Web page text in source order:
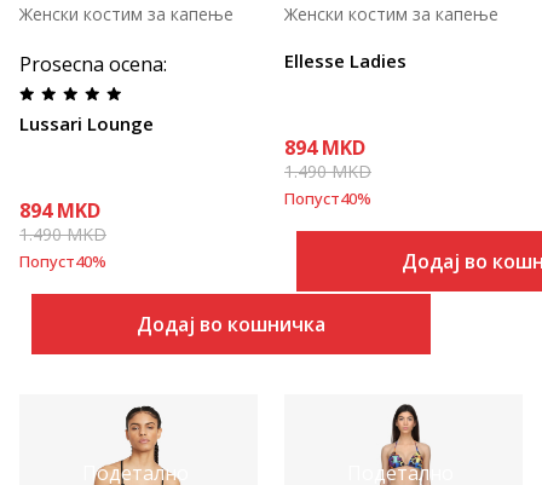
Prosecna ocena:
Lussari Lounge
Женски костим за капење
894 MKD
1.490MKD
Попуст40%
Додај во кошничка
Ellesse Ladies
Женски костим за капење
894 MKD
1.490MKD
Попуст40%
Додај во
Подетално Подетално